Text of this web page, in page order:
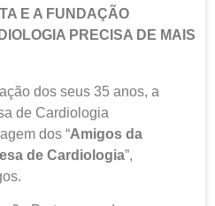
E A FUNDAÇÃO
PRECISA DE MAIS
dos seus 35 anos, a
de Cardiologia
dos “Amigos da
de Cardiologia”,